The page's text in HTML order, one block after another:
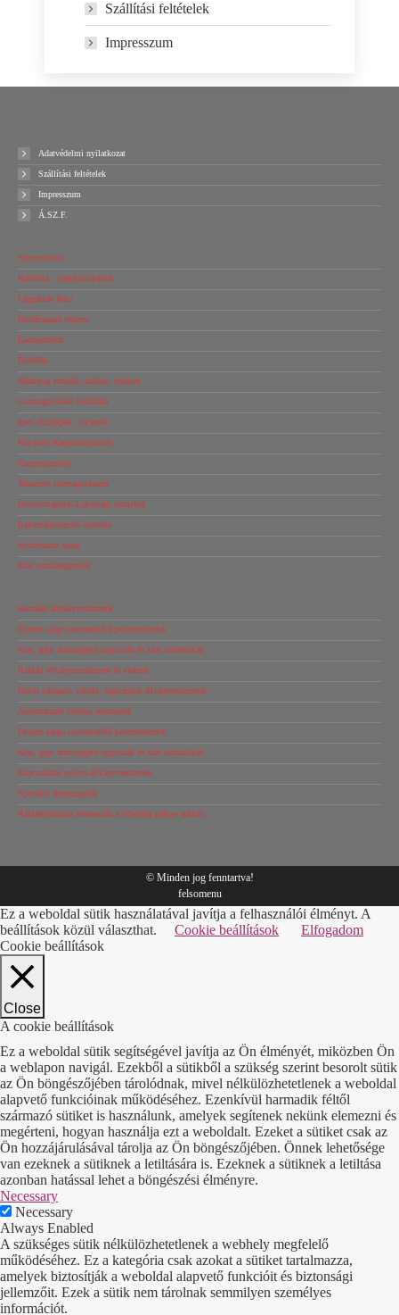
Szállítási feltételek
Impresszum
Adatvédelmi nyilatkozat
Szállítási feltételek
Impresszum
Á.SZ.F.
Sztreccsfólia
Habfólia – rezgéscsillapítás
Légpárnás fólia
Hullámpapír tekercs
Kartondoboz
Élvédők
Műanyag tömlők, zsákok, tasakok
Csomagolóháló védőháló
Ipari tűzőgépek , tackerek
Hot-melt Ragasztópisztoly
Zsugorpisztoly
Tekercses csomagolópapír
Ételcsomagolás-Lakossági termékek
Rakományrögzítő spanifer
Simítózáras tasak
Kézi vonalhegesztők
Használt állványrendszerek
Dexion salgo csavarkötésű polcrendszerek
Kézi, gépi árumozgató targoncák és kézi hidraulikák
Raktári állványszerkezetek és elemek
Nehéz raklapos, raktári, logisztikai állványrendszerek
Automatizált tárolási rendszerek
Dexion salgo csavarkötésű polcrendszerek
Kézi, gépi árumozgató targoncák és kézi hidraulikák
Kapcsolható polcos állványrendszerek
Speciális árumozgatók
Raktártechnikai referenciák a teljesség igénye nélkül…
© Minden jog fenntartva!
felsomenu
Ez a weboldal sütik használatával javítja a felhasználói élményt. A
beállítások közül választhat.
Cookie beállítások
Elfogadom
Cookie beállítások
Close
A cookie beállítások
Ez a weboldal sütik segítségével javítja az Ön élményét, miközben Ön
a weblapon navigál. Ezekből a sütikből a szükség szerint besorolt sütik
az Ön böngészőjében tárolódnak, mivel nélkülözhetetlenek a weboldal
alapvető funkcióinak működéséhez. Ezenkívül harmadik féltől
származó sütiket is használunk, amelyek segítenek nekünk elemezni és
megérteni, hogyan használja ezt a weboldalt. Ezeket a sütiket csak az
Ön hozzájárulásával tárolja az Ön böngészőjében. Önnek lehetősége
van ezeknek a sütiknek a letiltására is. Ezeknek a sütiknek a letiltása
azonban hatással lehet a böngészési élményre.
Necessary
Necessary
Always Enabled
A szükséges sütik nélkülözhetetlenek a webhely megfelelő
működéséhez. Ez a kategória csak azokat a sütiket tartalmazza,
amelyek biztosítják a weboldal alapvető funkcióit és biztonsági
jellemzőit. Ezek a sütik nem tárolnak semmilyen személyes
információt.